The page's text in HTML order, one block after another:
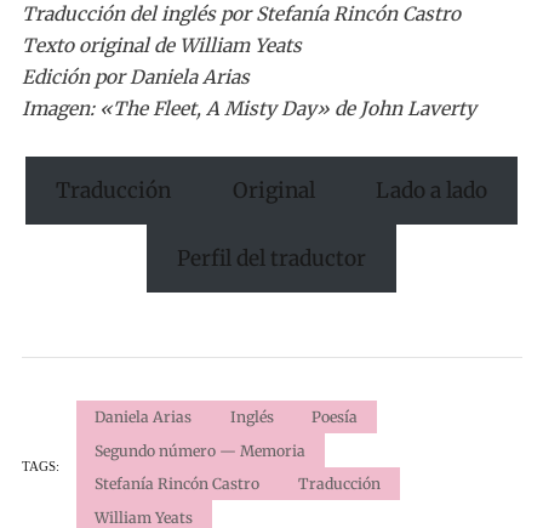
Traducción del inglés por Stefanía Rincón Castro
Texto original de William Yeats
Edición por Daniela Arias
Imagen: «The Fleet, A Misty Day» de John Laverty
Traducción Original Lado a lado
Perfil del traductor
TAGS:
Daniela Arias Inglés
Poesía
Segundo número — Memoria
Stefanía Rincón Castro
Traducción
William Yeats